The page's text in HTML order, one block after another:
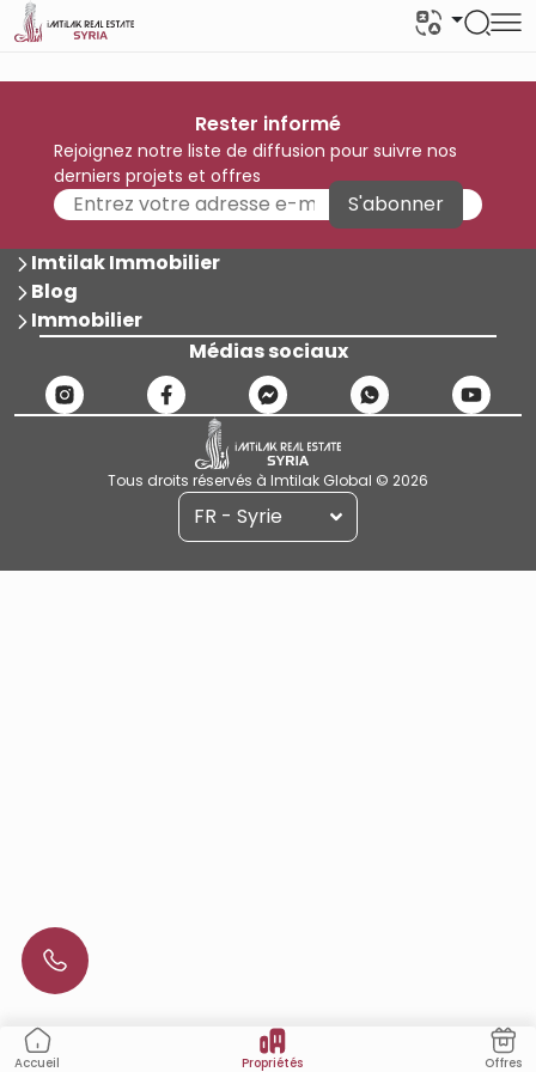
Accueil Propriétés Offres
Rester informé
Rejoignez notre liste de diffusion pour suivre nos
derniers projets et offres
S'abonner
Imtilak Immobilier
Blog
Immobilier
Médias sociaux
Tous droits réservés à Imtilak Global © 2026
FR - Syrie